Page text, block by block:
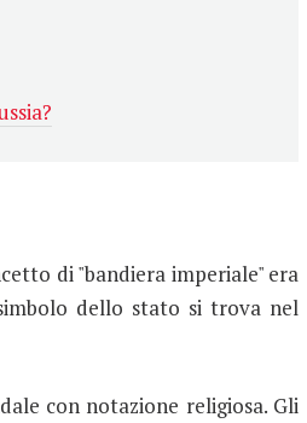
di "bandiera imperiale" era
dello stato si trova nel
con notazione religiosa. Gli